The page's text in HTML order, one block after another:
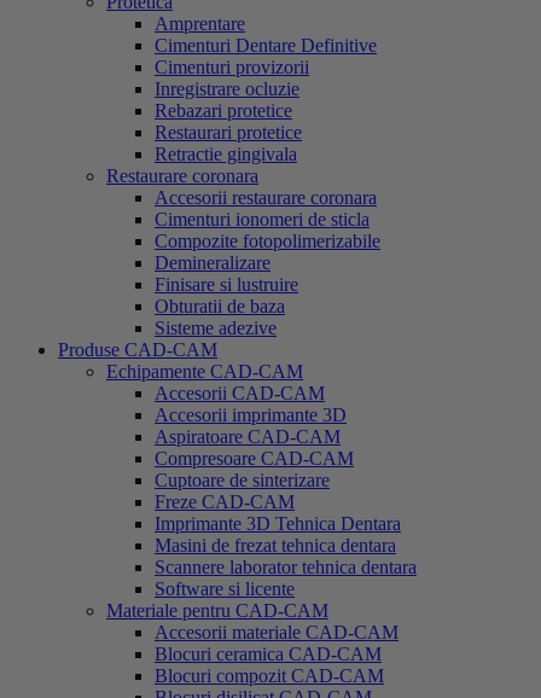
Amprentare
Cimenturi Dentare Definitive
Cimenturi provizorii
Inregistrare ocluzie
Rebazari protetice
Restaurari protetice
Retractie gingivala
Restaurare coronara
Accesorii restaurare coronara
Cimenturi ionomeri de sticla
Compozite fotopolimerizabile
Demineralizare
Finisare si lustruire
Obturatii de baza
Sisteme adezive
Produse CAD-CAM
Echipamente CAD-CAM
Accesorii CAD-CAM
Accesorii imprimante 3D
Aspiratoare CAD-CAM
Compresoare CAD-CAM
Cuptoare de sinterizare
Freze CAD-CAM
Imprimante 3D Tehnica Dentara
Masini de frezat tehnica dentara
Scannere laborator tehnica dentara
Software si licente
Materiale pentru CAD-CAM
Accesorii materiale CAD-CAM
Blocuri ceramica CAD-CAM
Blocuri compozit CAD-CAM